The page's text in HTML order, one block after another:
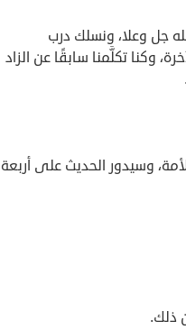
جل وعلا، ونسلك درب
وكنا تكلَّمنا سابقًا عن الزاد
وسيدور الحديث على أربعة